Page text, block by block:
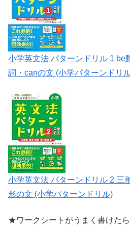
小学英文法 パターンドリル 1 be
詞・canの文 (小学パターンドリ
小学英文法 パターンドリル 2 三
形の文 (小学パターンドリル)
★ワークシートがうまく書けたら